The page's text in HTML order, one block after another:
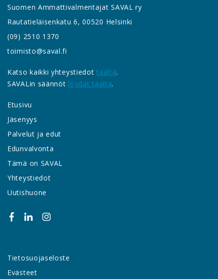
Suomen Ammattivalmentajat SAVAL ry
Rautatieläisenkatu 6, 00520 Helsinki
(09) 2510 1370
toimisto@saval.fi
Katso kaikki yhteystiedottäältä.
SAVALin säännöt löydät täältä.
Etusivu
Jäsenyys
Palvelut ja edut
Edunvalvonta
Tämä on SAVAL
Yhteystiedot
Uutishuone
Tietosuojaseloste
Evästeet